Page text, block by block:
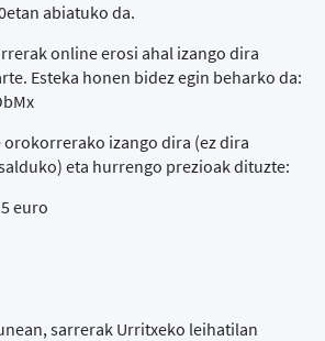
abiatuko da.
online erosi ahal izango dira
Esteka honen bidez egin beharko da:
orokorrerako izango dira (ez dira
eta hurrengo prezioak dituzte:
euro
sarrerak Urritxeko leihatilan